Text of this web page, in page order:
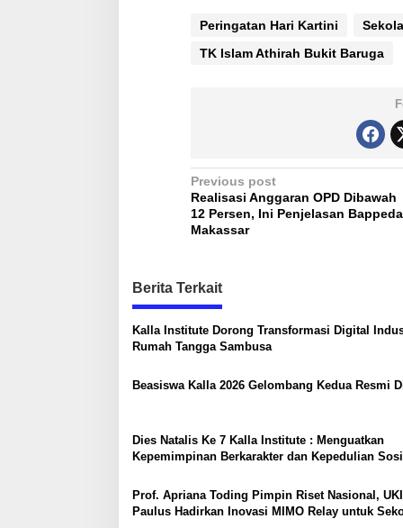
Peringatan Hari Kartini
TK Islam Athirah Bukit Baruga
P
o
s
n
a
v
i
g
t
i
o
n
Previous post
Realisasi Anggaran OPD Dibawah
12 Persen, Ini Penjelasan Bappeda
Makassar
Berita Terkait
Kalla Institute Dorong Transformasi Digital
Rumah Tangga Sambusa
Beasiswa Kalla 2026 Gelombang Kedua Resmi
Dies Natalis Ke 7 Kalla Institute : Menguatkan
Kepemimpinan Berkarakter dan Kepedulian
Prof. Apriana Toding Pimpin Riset Nasional, UKI
Paulus Hadirkan Inovasi MIMO Relay untuk